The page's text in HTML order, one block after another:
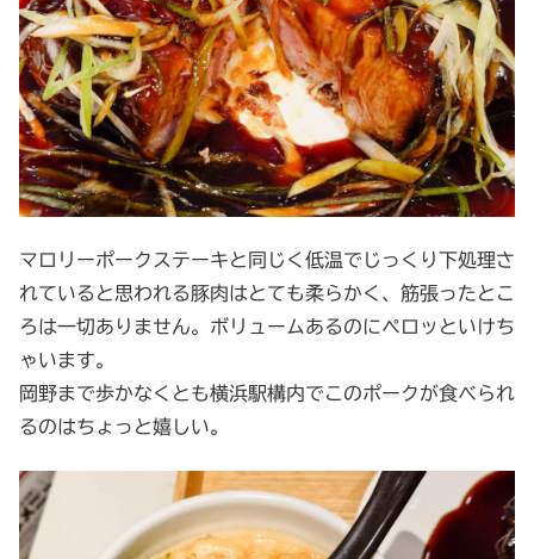
マロリーポークステーキと同じく低温でじっくり下処理さ
れていると思われる豚肉はとても柔らかく、筋張ったとこ
ろは一切ありません。ボリュームあるのにペロッといけち
ゃいます。
岡野まで歩かなくとも横浜駅構内でこのポークが食べられ
るのはちょっと嬉しい。